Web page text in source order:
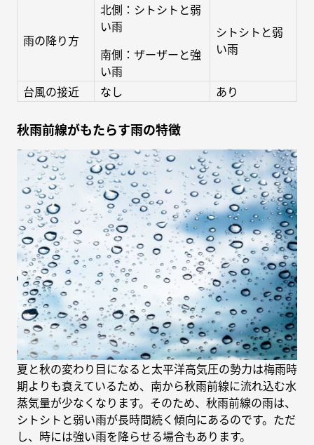
雨の降り方
北側：シトシトと弱
い雨
南側：ザーザーと強
い雨
シトシトと弱
い雨
台風の接近 なし あり
秋雨前線がもたらす雨の特徴
夏と秋の変わり目になると太平洋高気圧の勢力は梅雨時
期よりも衰えているため、南から秋雨前線に流れ込む水
蒸気量が少なくなります。そのため、秋雨前線の雨は、
シトシトと弱い雨が長時間続く傾向にあるのです。ただ
し、時には強い雨を降らせる場合もあります。